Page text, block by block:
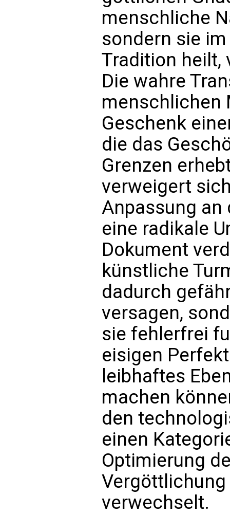
menschliche
sondern sie
Tradition heilt,
Die wahre
menschlichen
Geschenk
die das
Grenzen
verweigert
Anpassung
eine radikale
Dokument
künstliche
dadurch
versagen,
sie fehlerfrei
eisigen
leibhaftes
machen
den
einen
Optimierung
verwechselt.